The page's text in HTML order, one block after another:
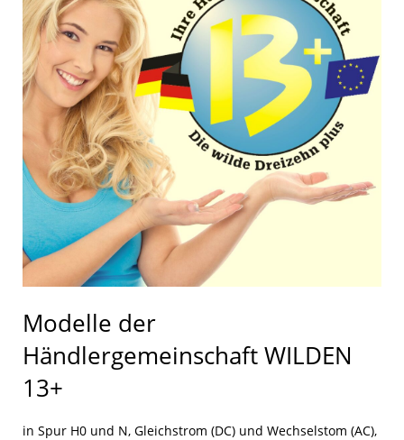
Modelle der
Händlergemeinschaft WILDEN
13+
in Spur H0 und N, Gleichstrom (DC) und Wechselstom (AC),